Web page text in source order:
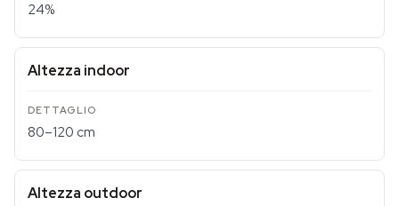
24%
Altezza indoor
80–120 cm
Altezza outdoor